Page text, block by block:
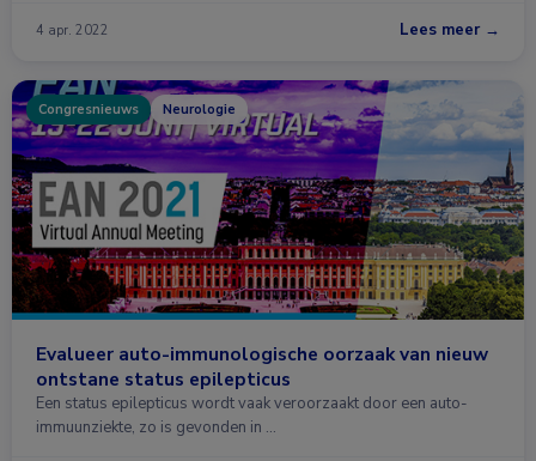
4 apr. 2022 Lees meer →
Congresnieuws Neurologie
Evalueer auto-immunologische oorzaak van nieuw
ontstane status epilepticus
Een status epilepticus wordt vaak veroorzaakt door een auto-
immuunziekte, zo is gevonden in …